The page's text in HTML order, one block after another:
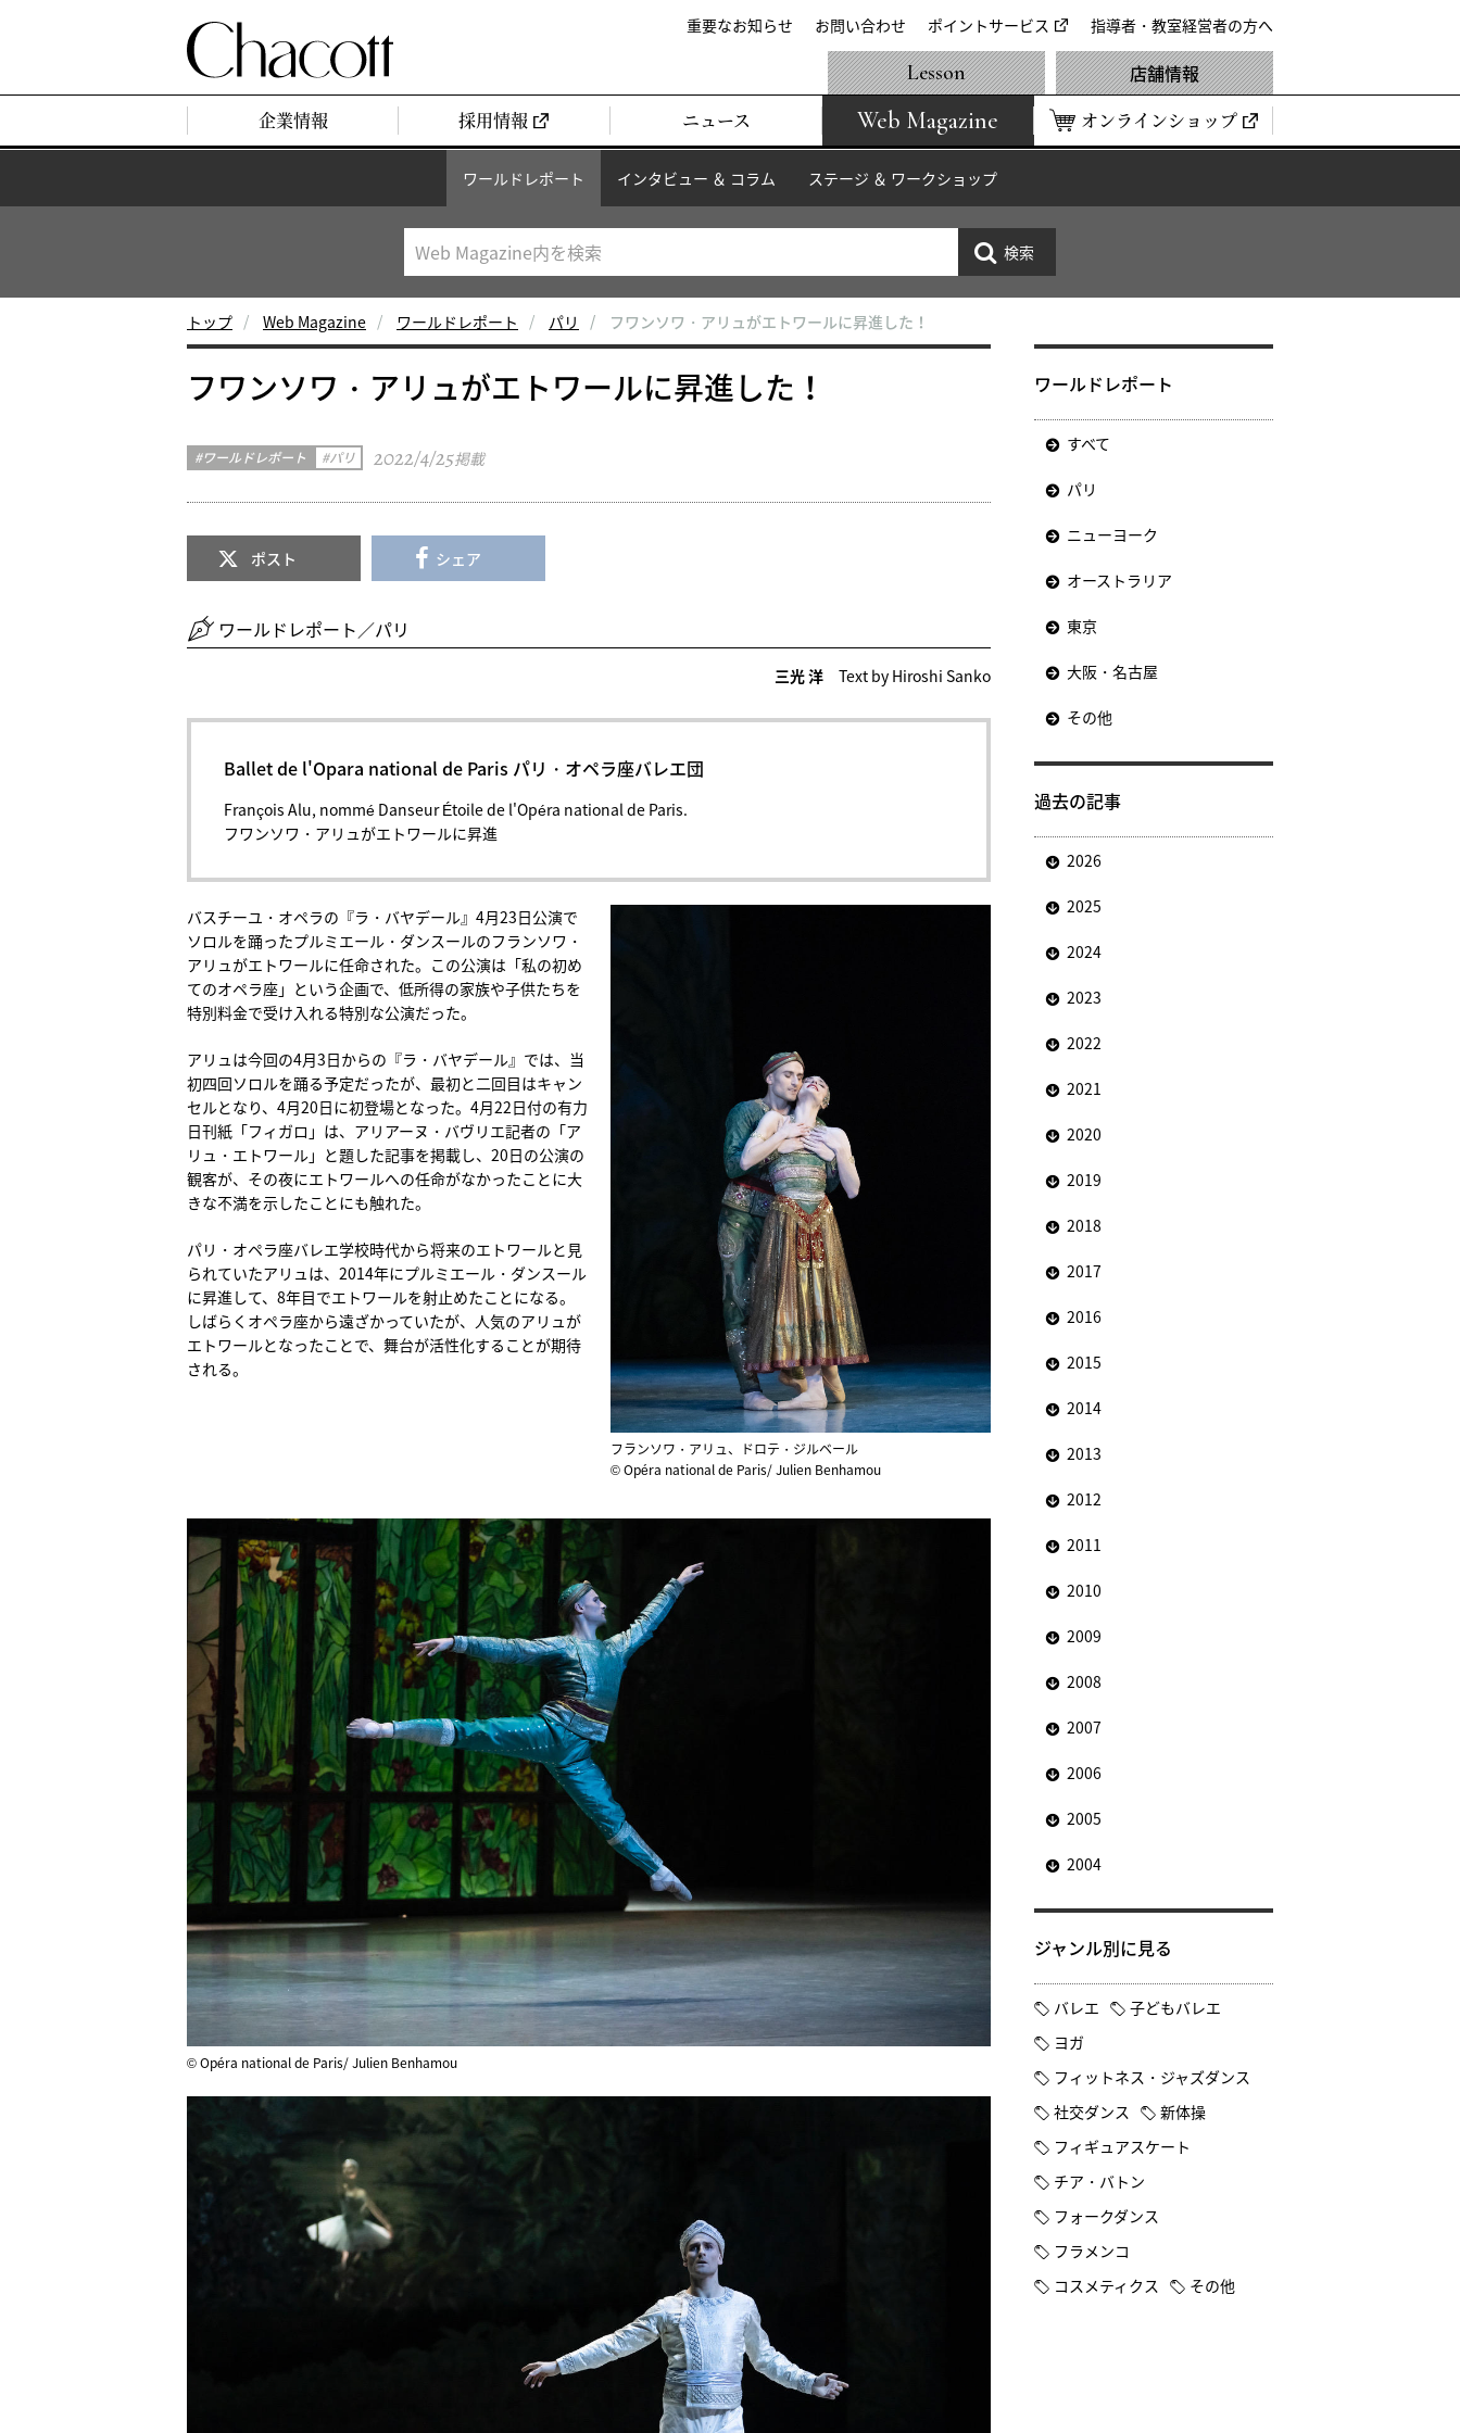
重要なお知らせ お問い合わせ ポイントサービス 指導者・教室経営者の方へ
企業情報 採用情報 ニュース Web Magazine オンラインショップ
Lesson 店舗情報
ワールドレポート インタビュー ＆ コラム ステージ ＆ ワークショップ
トップ Web Magazine ワールドレポート パリ フワンソワ・アリュがエトワールに昇進した！
フワンソワ・アリュがエトワールに昇進した！
ワールドレポート パリ 2022/4/25掲載
ポスト シェア
ワールドレポート／パリ
三光 洋 Text by Hiroshi Sanko
Ballet de l'Opara national de Paris パリ・オペラ座バレエ団
François Alu, nommé Danseur Étoile de l'Opéra national de Paris.
フワンソワ・アリュがエトワールに昇進
フランソワ・アリュ、ドロテ・ジルベール
© Opéra national de Paris/ Julien Benhamou
バスチーユ・オペラの『ラ・バヤデール』4月23日公演で
ソロルを踊ったプルミエール・ダンスールのフランソワ・
アリュがエトワールに任命された。この公演は「私の初め
てのオペラ座」という企画で、低所得の家族や子供たちを
特別料金で受け入れる特別な公演だった。
アリュは今回の4月3日からの『ラ・バヤデール』では、当
初四回ソロルを踊る予定だったが、最初と二回目はキャン
セルとなり、4月20日に初登場となった。4月22日付の有力
日刊紙「フィガロ」は、アリアーヌ・バヴリエ記者の「ア
リュ・エトワール」と題した記事を掲載し、20日の公演の
観客が、その夜にエトワールへの任命がなかったことに大
きな不満を示したことにも触れた。
パリ・オペラ座バレエ学校時代から将来のエトワールと見
られていたアリュは、2014年にプルミエール・ダンスール
に昇進して、8年目でエトワールを射止めたことになる。
しばらくオペラ座から遠ざかっていたが、人気のアリュが
エトワールとなったことで、舞台が活性化することが期待
される。
© Opéra national de Paris/ Julien Benhamou
ワールドレポート
すべて
パリ
ニューヨーク
オーストラリア
東京
大阪・名古屋
その他
過去の記事
2026
2025
2024
2023
2022
2021
2020
2019
2018
2017
2016
2015
2014
2013
2012
2011
2010
2009
2008
2007
2006
2005
2004
ジャンル別に見る
バレエ
子どもバレエ
ヨガ
フィットネス・ジャズダンス
社交ダンス
新体操
フィギュアスケート
チア・バトン
フォークダンス
フラメンコ
コスメティクス
その他